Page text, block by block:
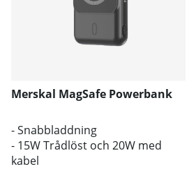
Merskal MagSafe Powerbank
- Snabbladdning
- 15W Trådlöst och 20W med
kabel